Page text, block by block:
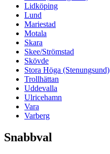
Lidköping
Lund
Mariestad
Motala
Skara
Skee/Strömstad
Skövde
Stora Höga (Stenungsund)
Trollhättan
Uddevalla
Ulricehamn
Vara
Varberg
Snabbval